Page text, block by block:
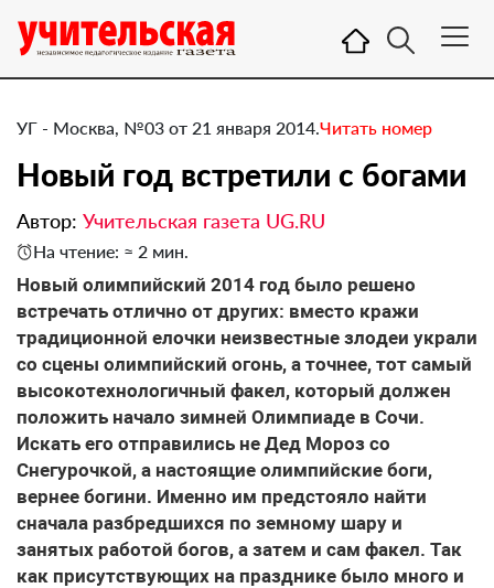
УГ - Москва, №03 от 21 января 2014.Читать номер
Новый год встретили с богами
Автор: Учительская газета UG.RU
На чтение: ≈ 2 мин.
​Новый олимпийский 2014 год было решено
встречать отлично от других: вместо кражи
традиционной елочки неизвестные злодеи украли
со сцены олимпийский огонь, а точнее, тот самый
высокотехнологичный факел, который должен
положить начало зимней Олимпиаде в Сочи.
Искать его отправились не Дед Мороз со
Снегурочкой, а настоящие олимпийские боги,
вернее богини. Именно им предстояло найти
сначала разбредшихся по земному шару и
занятых работой богов, а затем и сам факел. Так
как присутствующих на празднике было много и